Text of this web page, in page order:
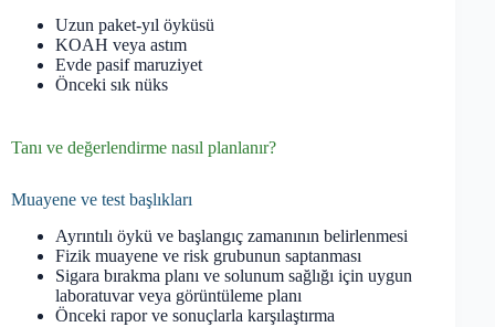
Uzun paket-yıl öyküsü
KOAH veya astım
Evde pasif maruziyet
Önceki sık nüks
Tanı ve değerlendirme nasıl planlanır?
Muayene ve test başlıkları
Ayrıntılı öykü ve başlangıç zamanının belirlenmesi
Fizik muayene ve risk grubunun saptanması
Sigara bırakma planı ve solunum sağlığı için uygun
laboratuvar veya görüntüleme planı
Önceki rapor ve sonuçlarla karşılaştırma